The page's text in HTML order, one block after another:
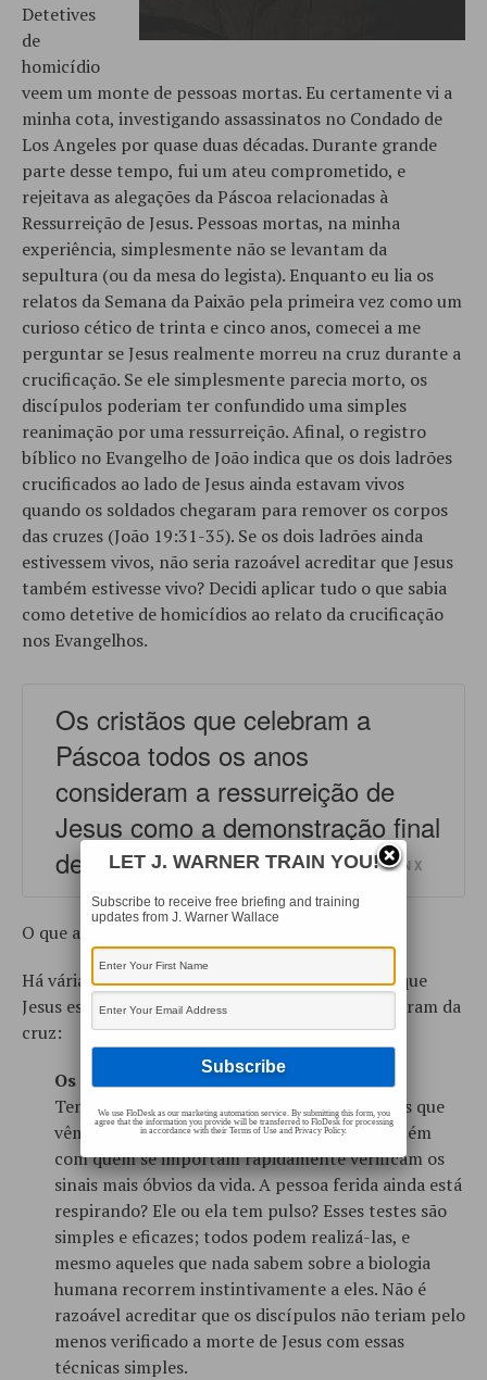
Detetives
de
homicídio
veem um monte de pessoas mortas. Eu certamente vi a
minha cota, investigando assassinatos no Condado de
Los Angeles por quase duas décadas. Durante grande
parte desse tempo, fui um ateu comprometido, e
rejeitava as alegações da Páscoa relacionadas à
Ressurreição de Jesus. Pessoas mortas, na minha
experiência, simplesmente não se levantam da
sepultura (ou da mesa do legista). Enquanto eu lia os
relatos da Semana da Paixão pela primeira vez como um
curioso cético de trinta e cinco anos, comecei a me
perguntar se Jesus realmente morreu na cruz durante a
crucificação. Se ele simplesmente parecia morto, os
discípulos poderiam ter confundido uma simples
reanimação por uma ressurreição. Afinal, o registro
bíblico no Evangelho de João indica que os dois ladrões
crucificados ao lado de Jesus ainda estavam vivos
quando os soldados chegaram para remover os corpos
das cruzes (João 19:31-35). Se os dois ladrões ainda
estivessem vivos, não seria razoável acreditar que Jesus
também estivesse vivo? Decidi aplicar tudo o que sabia
como detetive de homicídios ao relato da crucificação
nos Evangelhos.
Os cristãos que celebram a
Páscoa todos os anos
consideram a ressurreição de
Jesus como a demonstração final
de Sua divindade.
SHARE ON X
O que aprendi mudou a minha mente.
Há várias boas razões evidenciais para acreditar que
Jesus estava morto quando seus seguidores o tiraram da
cruz:
Os discípulos teriam checado
Tem sido minha experiência que testemunhas que
vêm pela primeira vez o corpo morto de alguém
com quem se importam rapidamente verificam os
sinais mais óbvios da vida. A pessoa ferida ainda está
respirando? Ele ou ela tem pulso? Esses testes são
simples e eficazes; todos podem realizá-las, e
mesmo aqueles que nada sabem sobre a biologia
humana recorrem instintivamente a eles. Não é
razoável acreditar que os discípulos não teriam pelo
menos verificado a morte de Jesus com essas
técnicas simples.
LET J. WARNER TRAIN YOU!
Subscribe to receive free briefing and training
updates from J. Warner Wallace
We use FloDesk as our marketing automation service. By submitting this form, you
agree that the information you provide will be transferred to FloDesk for processing
in accordance with their Terms of Use and Privacy Policy.